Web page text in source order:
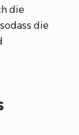
die
die